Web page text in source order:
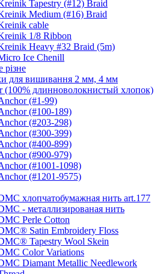
Tapestry (#12) Braid
Medium (#16) Braid
cable
1/8 Ribbon
Heavy #32 Braid (5m)
Ice Chenill
різне
для вишивання 2 мм, 4 мм
(100% длинноволокнистый хлопок)
(#1-99)
(#100-189)
(#203-298)
(#300-399)
(#400-899)
(#900-979)
(#1001-1098)
(#1201-9575)
хлопчатобумажная нить art.177
- металлизированая нить
Perle Cotton
Satin Embroidery Floss
Tapestry Wool Skein
Color Variations
Diamant Metallic Needlework